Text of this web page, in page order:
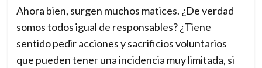
n
d
o
e
Ahora bien, surgen muchos matices. ¿De verdad
somos todos igual de responsables? ¿Tiene
sentido pedir acciones y sacrificios voluntarios
que pueden tener una incidencia muy limitada, si